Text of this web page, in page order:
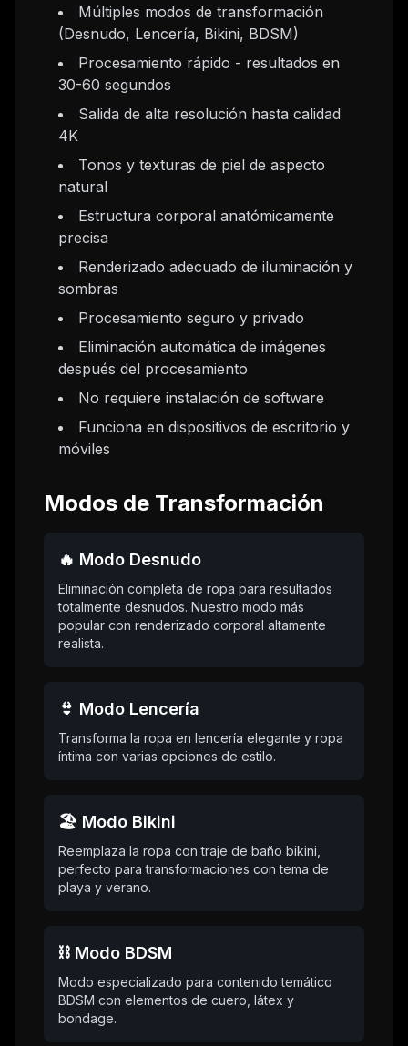
Múltiples modos de transformación
(Desnudo, Lencería, Bikini, BDSM)
Procesamiento rápido - resultados en
30-60 segundos
Salida de alta resolución hasta calidad
4K
Tonos y texturas de piel de aspecto
natural
Estructura corporal anatómicamente
precisa
Renderizado adecuado de iluminación y
sombras
Procesamiento seguro y privado
Eliminación automática de imágenes
después del procesamiento
No requiere instalación de software
Funciona en dispositivos de escritorio y
móviles
Modos de Transformación
🔥 Modo Desnudo
Eliminación completa de ropa para resultados
totalmente desnudos. Nuestro modo más
popular con renderizado corporal altamente
realista.
👙 Modo Lencería
Transforma la ropa en lencería elegante y ropa
íntima con varias opciones de estilo.
🏖️ Modo Bikini
Reemplaza la ropa con traje de baño bikini,
perfecto para transformaciones con tema de
playa y verano.
⛓️ Modo BDSM
Modo especializado para contenido temático
BDSM con elementos de cuero, látex y
bondage.